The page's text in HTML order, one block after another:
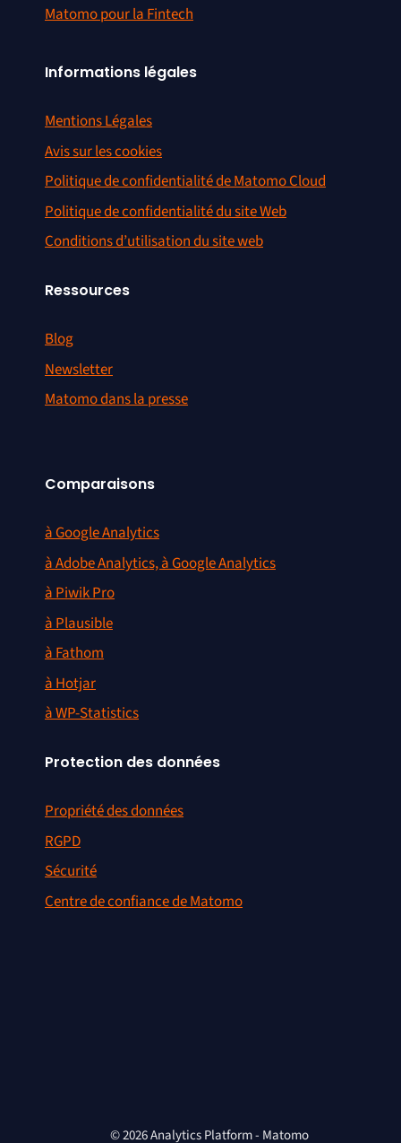
Matomo pour la Fintech
Informations légales
Mentions Légales
Avis sur les cookies
Politique de confidentialité de Matomo Cloud
Politique de confidentialité du site Web
Conditions d’utilisation du site web
Ressources
Blog
Newsletter
Matomo dans la presse
Comparaisons
à Google Analytics
à Adobe Analytics, à Google Analytics
à Piwik Pro
à Plausible
à Fathom
à Hotjar
à WP-Statistics
Protection des données
Propriété des données
RGPD
Sécurité
Centre de confiance de Matomo
© 2026 Analytics Platform - Matomo